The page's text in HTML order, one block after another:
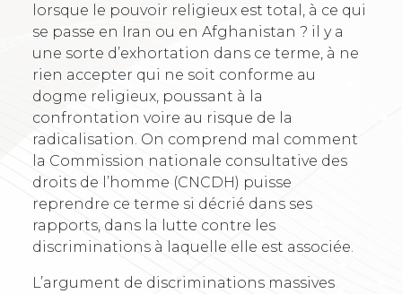
lorsque le pouvoir religieux est total, à ce qui
se passe en Iran ou en Afghanistan ? il y a
une sorte d’exhortation dans ce terme, à ne
rien accepter qui ne soit conforme au
dogme religieux, poussant à la
confrontation voire au risque de la
radicalisation. On comprend mal comment
la Commission nationale consultative des
droits de l’homme (CNCDH) puisse
reprendre ce terme si décrié dans ses
rapports, dans la lutte contre les
discriminations à laquelle elle est associée.
L’argument de discriminations massives